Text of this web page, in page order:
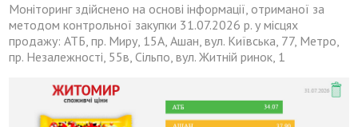
Моніторинг здійснено на основі інформації, отриманої за
методом контрольної закупки 31.07.2026 р. у місцях
продажу: АТБ, пр. Миру, 15А, Ашан, вул. Київська, 77, Метро,
пр. Незалежності, 55в, Сільпо, вул. Житній ринок, 1